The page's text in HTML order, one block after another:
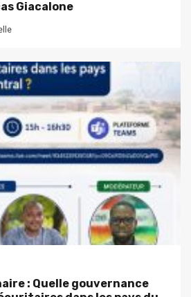
Giacalone
: Quelle gouvernance